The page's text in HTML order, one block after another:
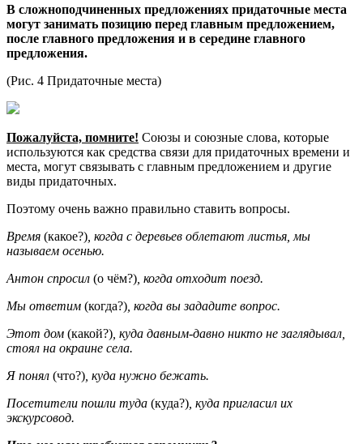
В сложноподчиненных предложениях придаточные места
могут занимать позицию перед главным предложением,
после главного предложения и в середине главного
предложения.
(Рис. 4 Придаточные места)
Пожалуйста, помните! Союзы и союзные слова, которые
используются как средства связи для придаточных времени и
места, могут связывать с главным предложением и другие
виды придаточных.
Поэтому очень важно правильно ставить вопросы.
Время (какое?) , когда с деревьев облетают листья, мы
называем осенью.
Антон спросил (о чём?) , когда отходит поезд.
Мы ответим (когда?) , когда вы зададите вопрос.
Этот дом (какой?) , куда давным-давно никто не заглядывал,
стоял на окраине села.
Я понял (что?) , куда нужно бежать.
Посетители пошли туда (куда?) , куда пригласил их
экскурсовод.